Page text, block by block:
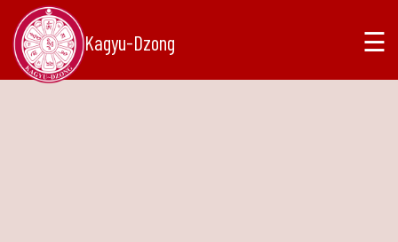
Kagyu-Dzong ☰